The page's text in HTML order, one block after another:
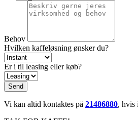
Behov
Hvilken kaffeløsning ønsker du?
Er i til leasing eller køb?
Send
Vi kan altid kontaktes på 21486880, hvis